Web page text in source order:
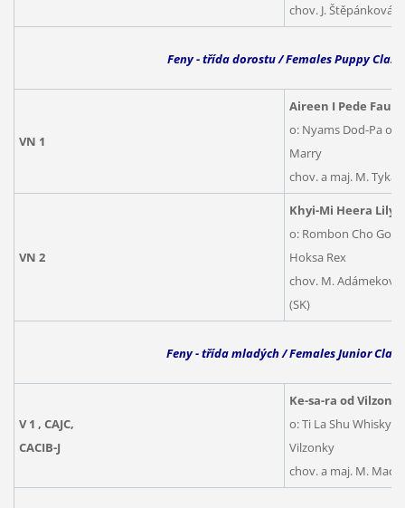
chov. J. Štěpánková,
Feny - třída dorostu / Females Puppy Class
VN 1
Aireen I Pede
o: Nyams Dod-Pa od
Marry
chov. a maj. M.
VN 2
Khyi-Mi Heera Lily
o: Rombon Cho Go,
Hoksa Rex
chov. M. Adámeková
(SK)
Feny - třída mladých / Females Junior Class
V 1 , CAJC,
CACIB-J
Ke-sa-ra od Vilzonky
o: Ti La Shu Whisky
Vilzonky
chov. a maj. M.